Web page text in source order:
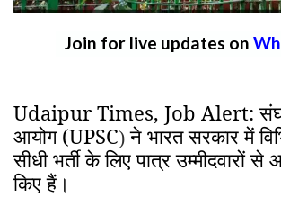
Join for live updates on
Udaipur Times, Job Alert: संघ
आयोग (UPSC) ने भारत सरकार में
सीधी भर्ती के लिए पात्र उम्मीदवारों
किए हैं।